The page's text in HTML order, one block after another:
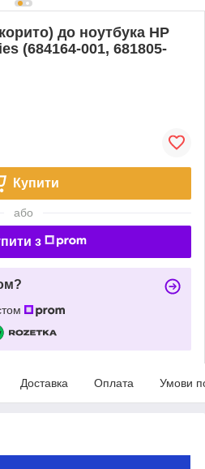
до ноутбука HP
(684164-001, 681805-
Купити
або
з
Доставка Оплата Умови